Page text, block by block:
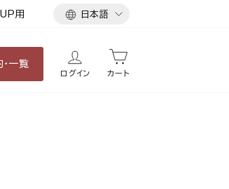
用
言
日本語
・一覧
ログイン カート